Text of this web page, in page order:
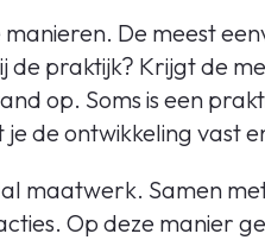
De meest
de praktijk? Krijgt de
op. Soms is een
de ontwikkeling vast
maatwerk. Samen
Op deze manier